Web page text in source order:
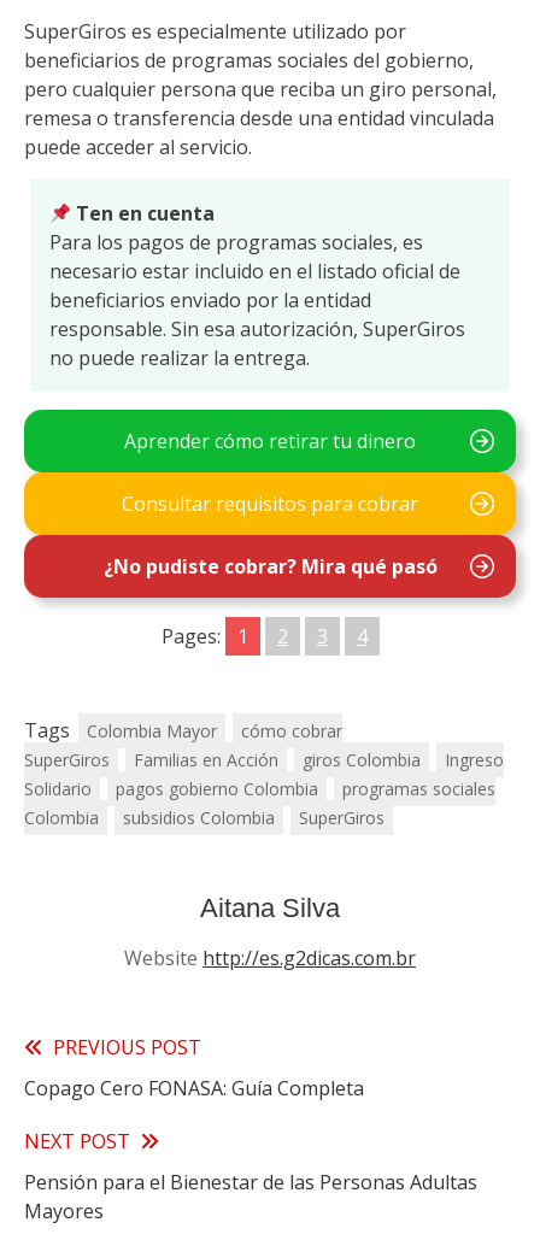
SuperGiros es especialmente utilizado por
beneficiarios de programas sociales del gobierno,
pero cualquier persona que reciba un giro personal,
remesa o transferencia desde una entidad vinculada
puede acceder al servicio.
Ten en cuenta
Para los pagos de programas sociales, es
necesario estar incluido en el listado oficial de
beneficiarios enviado por la entidad
responsable. Sin esa autorización, SuperGiros
no puede realizar la entrega.
Aprender cómo retirar tu dinero
Consultar requisitos para cobrar
¿No pudiste cobrar? Mira qué pasó
Pages: 1 2 3 4
Tags Colombia Mayor
cómo cobrar
SuperGiros
Familias en Acción giros Colombia
Ingreso
Solidario
pagos gobierno Colombia
programas sociales
Colombia
subsidios Colombia SuperGiros
Aitana Silva
Website http://es.g2dicas.com.br
Read
more
articles
PREVIOUS POST
Copago Cero FONASA: Guía Completa
NEXT POST
Pensión para el Bienestar de las Personas Adultas
Mayores